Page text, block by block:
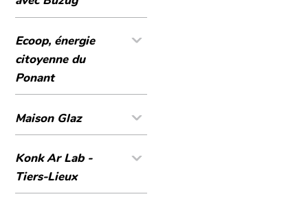
Ecoop, énergie
citoyenne du
Ponant
Maison Glaz
Konk Ar Lab -
Tiers-Lieux